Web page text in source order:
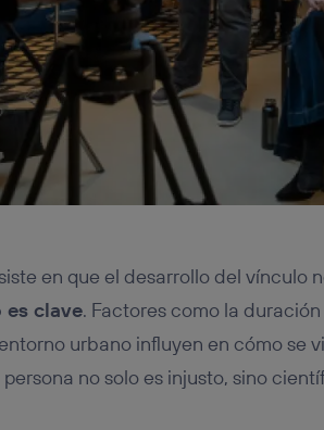
en que el desarrollo del vínculo
es clave. Factores como la
urbano influyen en cómo se
no solo es injusto, sino